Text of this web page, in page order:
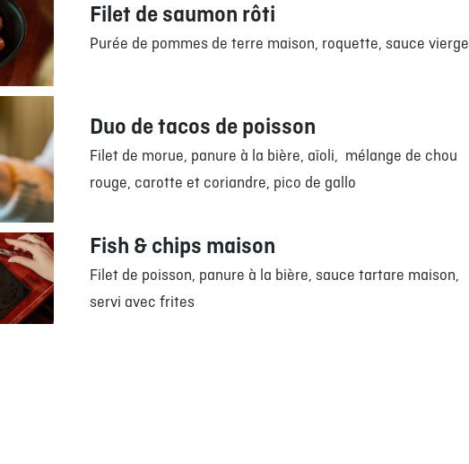
Filet de saumon rôti
Purée de pommes de terre maison, roquette, sauce vierge
Duo de tacos de poisson
Filet de morue, panure à la bière, aïoli, mélange de chou
rouge, carotte et coriandre, pico de gallo
Fish & chips maison
Filet de poisson, panure à la bière, sauce tartare maison,
servi avec frites